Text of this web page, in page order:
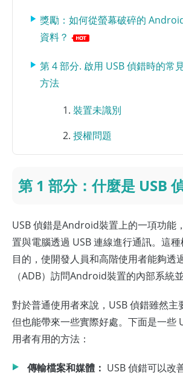
獎勵：如何從螢幕破碎的
資料？
第 4 部分. 啟用 USB 偵錯時的常
方法
裝置未識別
授權問題
第 1 部分：什麼是 USB
USB 偵錯是Android裝置上的一項功能
置與電腦透過 USB 連線進行通訊。這
目的，使開發人員和高階使用者能夠透
（ADB）訪問Android裝置的內部系統並
對於普通使用者來說，USB 偵錯雖然主
但也能帶來一些實際好處。下面是一些
用者有用的方法：
傳輸檔案和媒體： USB 偵錯可以改